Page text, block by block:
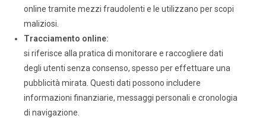
online tramite mezzi fraudolenti e le utilizzano per scopi
maliziosi.
Tracciamento online:
si riferisce alla pratica di monitorare e raccogliere dati
degli utenti senza consenso, spesso per effettuare una
pubblicità mirata. Questi dati possono includere
informazioni finanziarie, messaggi personali e cronologia
di navigazione.